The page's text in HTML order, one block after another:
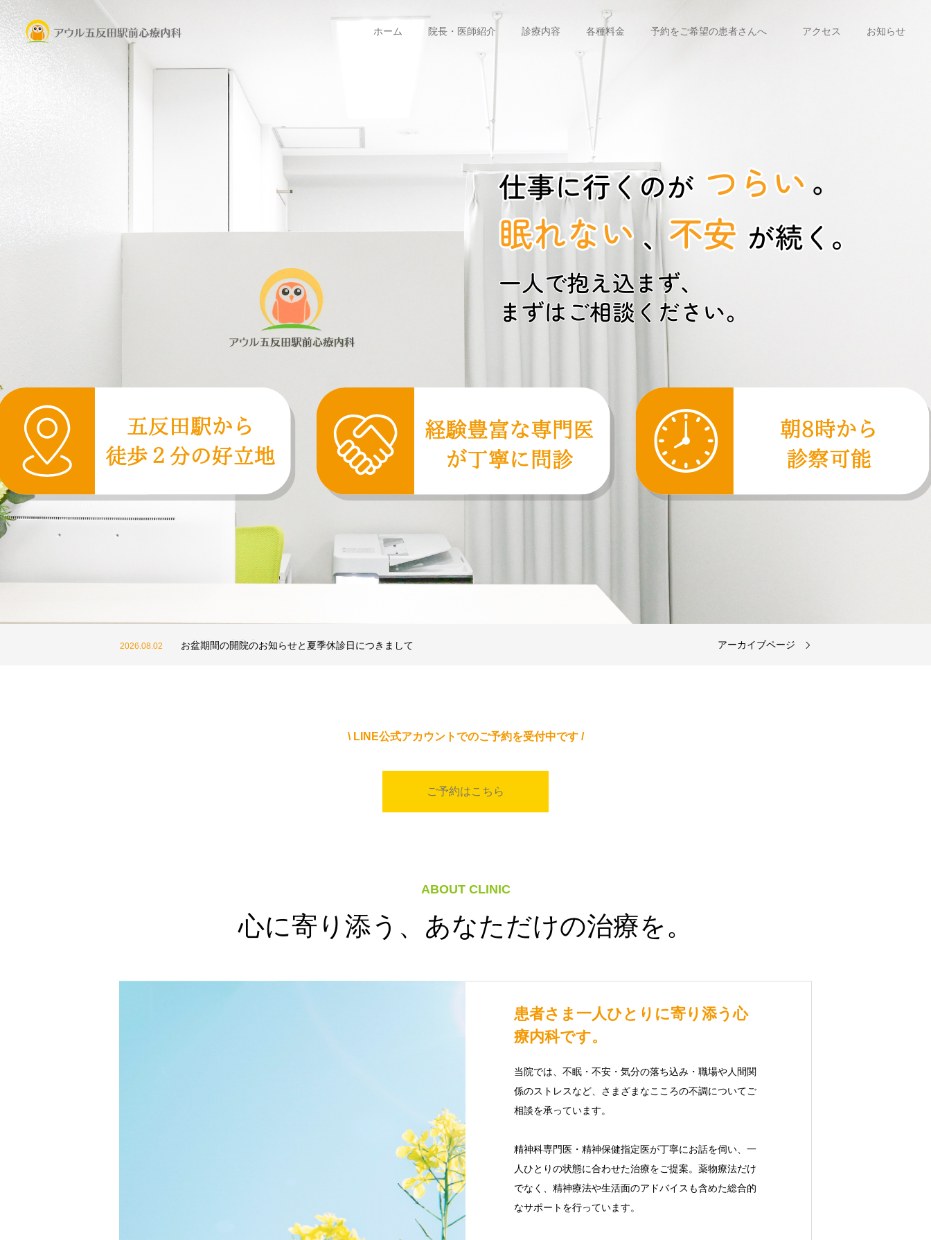
ホーム 院長・医師紹介 診療内容 各種料金 予約をご希望の患者さんへ アクセス お知らせ
2026.07.16 働く方のメンタル不調に関する初診予約について
2026.08.02 お盆期間の開院のお知らせと夏季休診日につきまして アーカイブページ
\ LINE公式アカウントでのご予約を受付中です /
ご予約はこちら
ABOUT CLINIC
心に寄り添う、あなただけの治療を。
患者さま一人ひとりに寄り添う心
療内科です。
当院では、不眠・不安・気分の落ち込み・職場や人間関
係のストレスなど、さまざまなこころの不調についてご
相談を承っています。
精神科専門医・精神保健指定医が丁寧にお話を伺い、一
人ひとりの状態に合わせた治療をご提案。薬物療法だけ
でなく、精神療法や生活面のアドバイスも含めた総合的
なサポートを行っています。